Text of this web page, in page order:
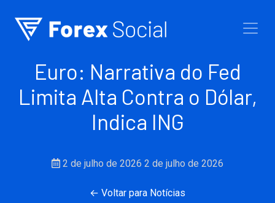
Euro: Narrativa do Fed
Limita Alta Contra o Dólar,
Indica ING
2 de julho de 2026 2 de julho de 2026
← Voltar para Notícias